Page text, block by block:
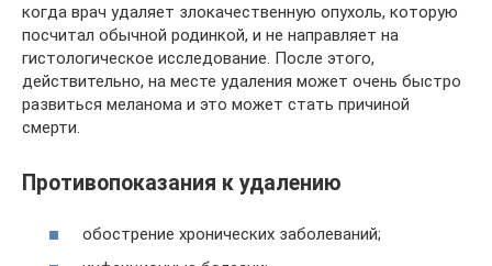
когда врач удаляет злокачественную опухоль, которую
посчитал обычной родинкой, и не направляет на
гистологическое исследование. После этого,
действительно, на месте удаления может очень быстро
развиться меланома и это может стать причиной
смерти.
Противопоказания к удалению
обострение хронических заболеваний;